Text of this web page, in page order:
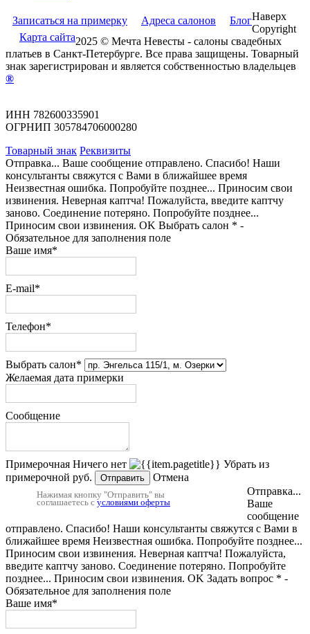
Записаться на примерку Адреса салонов
Блог
Карта сайта
Наверх
Copyright
2025 © Мечта Невесты - салоны свадебных
платьев в Санкт-Петербурге. Все права защищены. Товарный
знак зарегистрирован и является собственностью владельцев
®
ИНН 782600335901
ОГРНИП 305784706000280
Товарный знак Реквизиты
Отправка... Ваше сообщение отправлено. Спасибо! Наши
консультанты свяжутся с Вами в ближайшее время
Неизвестная ошибка. Попробуйте позднее... Приносим свои
извинения. Неверная каптча! Пожалуйста, введите каптчу
заново. Соединение потеряно. Попробуйте позднее...
Приносим свои извинения. OK Выбрать салон * -
Обязательное для заполнения поле
Ваше имя*
E-mail*
Телефон*
Выбрать салон*
Желаемая дата примерки
Сообщение
Примерочная Ничего нет
Убрать из
примерочной руб.
Нажимая кнопку "Отправить" вы
соглашаетесь с условиями оферты
Отправить
Отмена
Отправка...
Ваше
сообщение
отправлено. Спасибо! Наши консультанты свяжутся с Вами в
ближайшее время Неизвестная ошибка. Попробуйте позднее...
Приносим свои извинения. Неверная каптча! Пожалуйста,
введите каптчу заново. Соединение потеряно. Попробуйте
позднее... Приносим свои извинения. OK Задать вопрос * -
Обязательное для заполнения поле
Ваше имя*